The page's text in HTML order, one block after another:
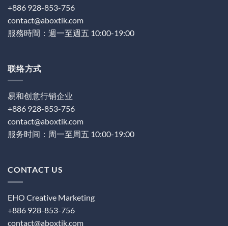
+886 928-853-756
contact@aboxtik.com
服務時間：週一至週五 10:00-19:00
联络方式
易和创意行销企业
+886 928-853-756
contact@aboxtik.com
服务时间：周一至周五 10:00-19:00
CONTACT US
EHO Creative Marketing
+886 928-853-756
contact@aboxtik.com